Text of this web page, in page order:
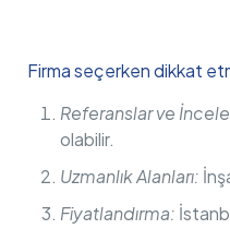
Firma seçerken dikkat
Referanslar ve
olabilir.
Uzmanlık Alanları:
Fiyatlandırma: